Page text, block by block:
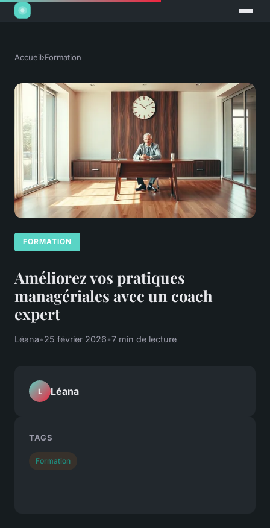
Accueil›Formation
FORMATION
Améliorez vos pratiques
managériales avec un coach
expert
Léana•25 février 2026•7 min de lecture
L Léana
TAGS
Formation